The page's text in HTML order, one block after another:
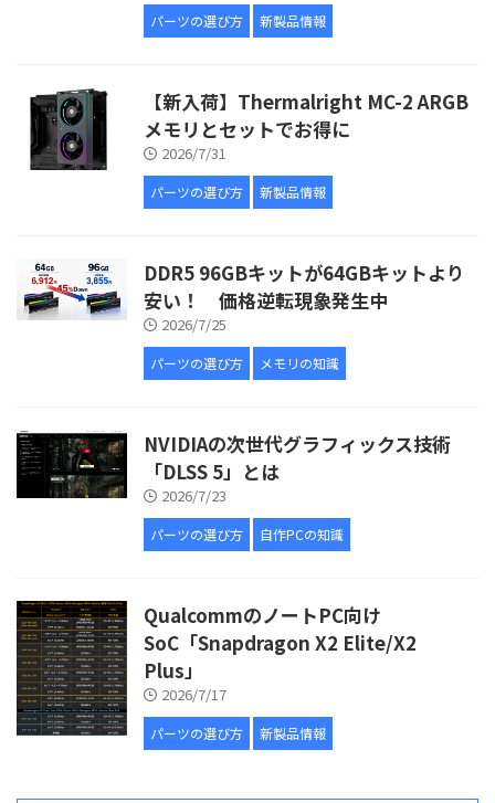
パーツの選び方 新製品情報
【新入荷】Thermalright MC-2 ARGB
メモリとセットでお得に
2026/7/31
パーツの選び方 新製品情報
DDR5 96GBキットが64GBキットより
安い！ 価格逆転現象発生中
2026/7/25
パーツの選び方 メモリの知識
NVIDIAの次世代グラフィックス技術
「DLSS 5」とは
2026/7/23
パーツの選び方 自作PCの知識
QualcommのノートPC向け
SoC「Snapdragon X2 Elite/X2
Plus」
2026/7/17
パーツの選び方 新製品情報